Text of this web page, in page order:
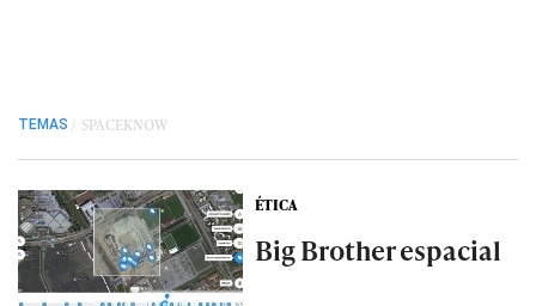
TEMAS / SPACEKNOW
ÉTICA
Big Brother espacial